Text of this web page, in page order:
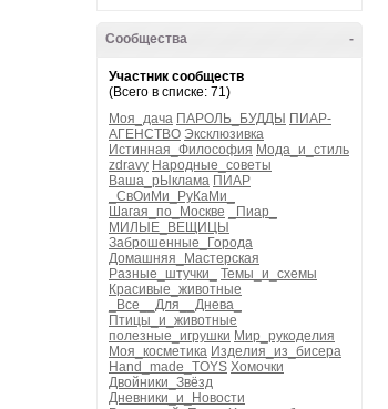
-
Сообщества
Участник сообществ
(Всего в списке: 71)
Моя_дача ПАРОЛЬ_БУДДЫ ПИАР-
АГЕНСТВО Эксклюзивка
Истинная_Философия Мода_и_стиль
zdravy Народные_советы
Ваша_рЫклама ПИАР
_СвОиМи_РуКаМи_
Шагая_по_Москве
_Пиар_
МИЛЫЕ_ВЕЩИЦЫ
Заброшенные_Города
Домашняя_Мастерская
Разные_штучки_
Темы_и_схемы
Красивые_животные
_Все__Для__Днева_
Птицы_и_животные
полезные_игрушки Мир_рукоделия
Моя_косметика Изделия_из_бисера
Hand_made_TOYS Хомочки
Двойники_Звёзд
Дневники_и_Новости